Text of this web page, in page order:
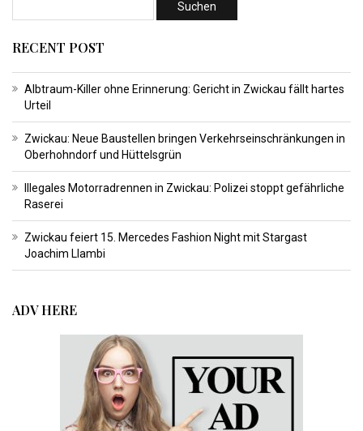
RECENT POST
Albtraum-Killer ohne Erinnerung: Gericht in Zwickau fällt hartes
Urteil
Zwickau: Neue Baustellen bringen Verkehrseinschränkungen in
Oberhohndorf und Hüttelsgrün
Illegales Motorradrennen in Zwickau: Polizei stoppt gefährliche
Raserei
Zwickau feiert 15. Mercedes Fashion Night mit Stargast
Joachim Llambi
ADV HERE